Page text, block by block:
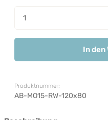
Produkt Anzahl:
In den
Produktnummer:
AB-MO15-RW-120x80